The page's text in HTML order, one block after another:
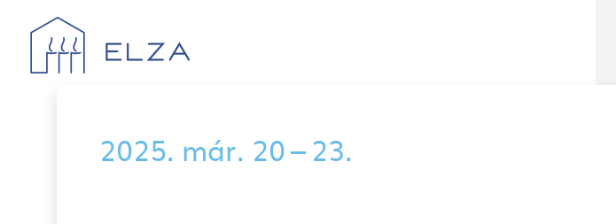
Ugrás a tartalomra
2025. már. 20 – 23.